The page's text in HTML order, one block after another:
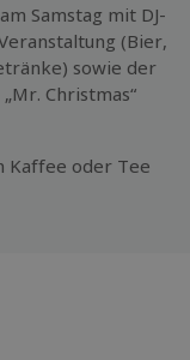
Samstag mit DJ-
(Bier,
sowie der
Christmas“
Kaffee oder Tee